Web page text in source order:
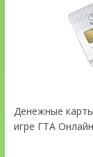
Денежные
игре ГТА